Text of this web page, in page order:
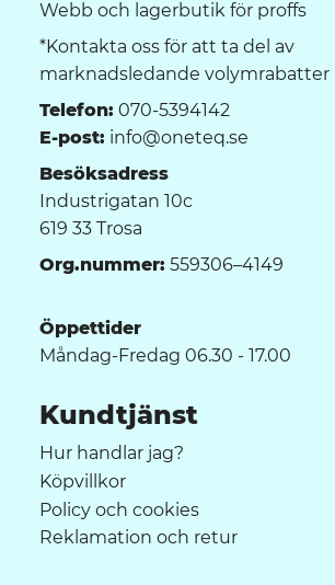
Webb och lagerbutik för proffs
*Kontakta oss för att ta del av
marknadsledande volymrabatter
Telefon: 070-5394142
E-post: info@oneteq.se
Besöksadress
Industrigatan 10c
619 33 Trosa
Org.nummer: 559306–4149
Öppettider
Måndag-Fredag 06.30 - 17.00
Kundtjänst
Hur handlar jag?
Köpvillkor
Policy och cookies
Reklamation och retur